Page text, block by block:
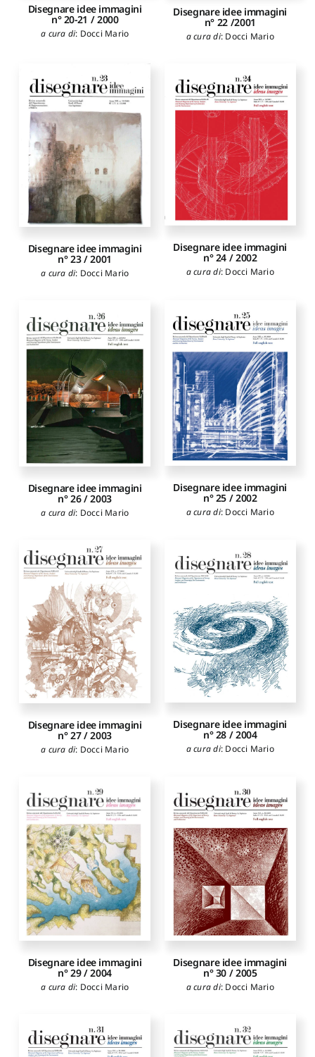
Disegnare idee immagini
n° 20-21 / 2000
a cura di: Docci Mario
Disegnare idee immagini
n° 22 /2001
a cura di: Docci Mario
Disegnare idee immagini
n° 23 / 2001
a cura di: Docci Mario
Disegnare idee immagini
n° 24 / 2002
a cura di: Docci Mario
Disegnare idee immagini
n° 26 / 2003
a cura di: Docci Mario
Disegnare idee immagini
n° 25 / 2002
a cura di: Docci Mario
Disegnare idee immagini
n° 27 / 2003
a cura di: Docci Mario
Disegnare idee immagini
n° 28 / 2004
a cura di: Docci Mario
Disegnare idee immagini
n° 29 / 2004
a cura di: Docci Mario
Disegnare idee immagini
n° 30 / 2005
a cura di: Docci Mario